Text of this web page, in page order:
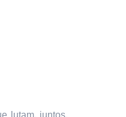
lutam, juntos,